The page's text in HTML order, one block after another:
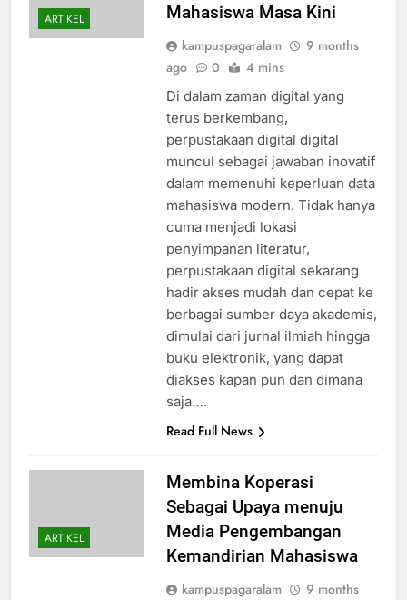
ARTIKEL
Mahasiswa Masa Kini
kampuspagaralam
9 months
ago
0 4 mins
Di dalam zaman digital yang
terus berkembang,
perpustakaan digital digital
muncul sebagai jawaban inovatif
dalam memenuhi keperluan data
mahasiswa modern. Tidak hanya
cuma menjadi lokasi
penyimpanan literatur,
perpustakaan digital sekarang
hadir akses mudah dan cepat ke
berbagai sumber daya akademis,
dimulai dari jurnal ilmiah hingga
buku elektronik, yang dapat
diakses kapan pun dan dimana
saja….
Read Full News
ARTIKEL
Membina Koperasi
Sebagai Upaya menuju
Media Pengembangan
Kemandirian Mahasiswa
kampuspagaralam
9 months